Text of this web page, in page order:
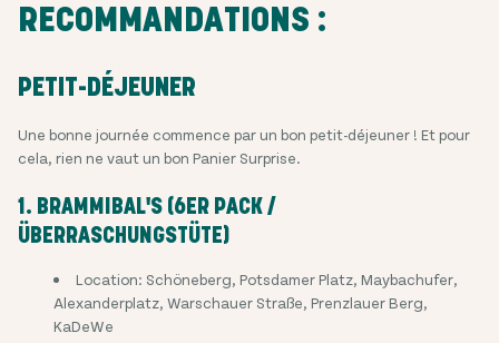
RECOMMANDATIONS :
PETIT-DÉJEUNER
Une bonne journée commence par un bon petit-déjeuner ! Et pour
cela, rien ne vaut un bon Panier Surprise.
1. BRAMMIBAL'S (6ER PACK /
ÜBERRASCHUNGSTÜTE)
Location: Schöneberg, Potsdamer Platz, Maybachufer,
Alexanderplatz, Warschauer Straße, Prenzlauer Berg,
KaDeWe